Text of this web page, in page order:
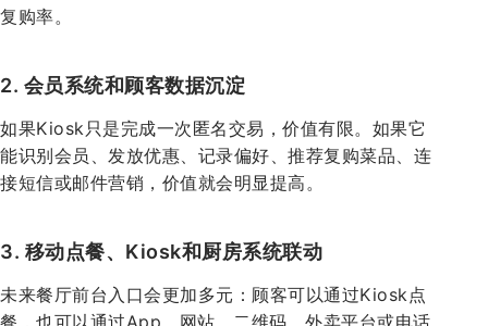
复购率。
2. 会员系统和顾客数据沉淀
如果Kiosk只是完成一次匿名交易，价值有限。如果它
能识别会员、发放优惠、记录偏好、推荐复购菜品、连
接短信或邮件营销，价值就会明显提高。
3. 移动点餐、Kiosk和厨房系统联动
未来餐厅前台入口会更加多元：顾客可以通过Kiosk点
餐，也可以通过App、网站、二维码、外卖平台或电话